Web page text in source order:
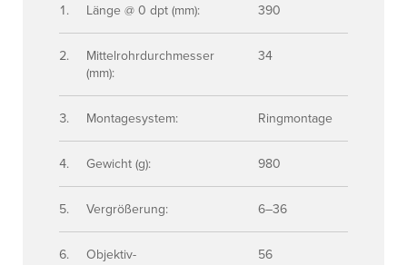
Länge @ 0 dpt (mm): 390
Mittelrohrdurchmesser
(mm):
34
Montagesystem: Ringmontage
Gewicht (g): 980
Vergrößerung: 6–36
Objektiv-
56